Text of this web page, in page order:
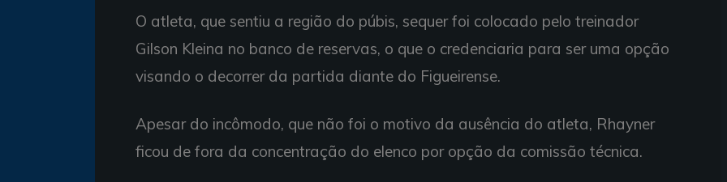
O atleta, que sentiu a região do púbis, sequer foi colocado pelo treinador
Gilson Kleina no banco de reservas, o que o credenciaria para ser uma opção
visando o decorrer da partida diante do Figueirense.
Apesar do incômodo, que não foi o motivo da ausência do atleta, Rhayner
ficou de fora da concentração do elenco por opção da comissão técnica.